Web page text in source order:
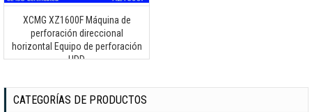
XCMG XZ1600F Máquina de
perforación direccional
horizontal Equipo de perforación
HDD
CATEGORÍAS DE PRODUCTOS